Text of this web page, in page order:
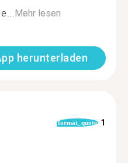
Mehr lesen
herunterladen
format_quote 1